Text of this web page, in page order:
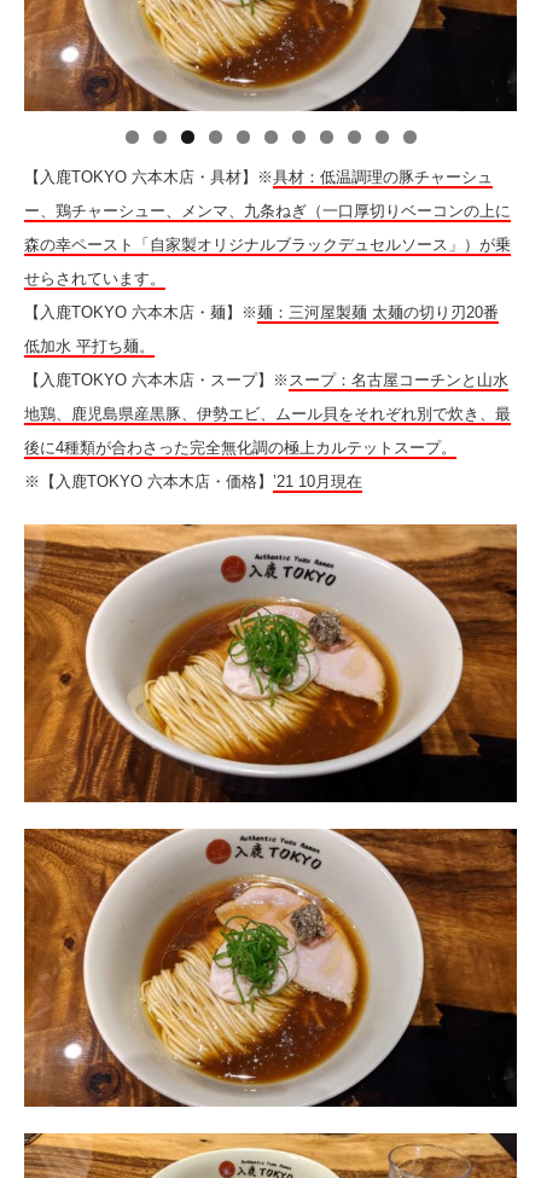
【入鹿TOKYO 六本木店・具材】※具材：低温調理の豚チャーシュ
ー、鶏チャーシュー、メンマ、九条ねぎ（一口厚切りベーコンの上に
森の幸ペースト「自家製オリジナルブラックデュセルソース」）が乗
せらされています。
【入鹿TOKYO 六本木店・麺】※麺：三河屋製麺 太麺の切り刃20番
低加水 平打ち麺。
【入鹿TOKYO 六本木店・スープ】※ スープ：名古屋コーチンと山水
地鶏、鹿児島県産黒豚、伊勢エビ、ムール貝をそれぞれ別で炊き、最
後に4種類が合わさった完全無化調の極上カルテットスープ。
※【入鹿TOKYO 六本木店・価格】 ’21 10月現在